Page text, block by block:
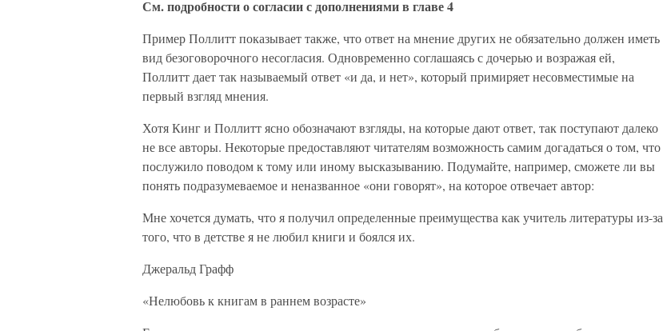
См. подробности о согласии с дополнениями в главе 4
Пример Поллитт показывает также, что ответ на мнение других не обязательно должен иметь
вид безоговорочного несогласия. Одновременно соглашаясь с дочерью и возражая ей,
Поллитт дает так называемый ответ «и да, и нет», который примиряет несовместимые на
первый взгляд мнения.
Хотя Кинг и Поллитт ясно обозначают взгляды, на которые дают ответ, так поступают далеко
не все авторы. Некоторые предоставляют читателям возможность самим догадаться о том, что
послужило поводом к тому или иному высказыванию. Подумайте, например, сможете ли вы
понять подразумеваемое и неназванное «они говорят», на которое отвечает автор:
Мне хочется думать, что я получил определенные преимущества как учитель литературы из-за
того, что в детстве я не любил книги и боялся их.
Джеральд Графф
«Нелюбовь к книгам в раннем возрасте»